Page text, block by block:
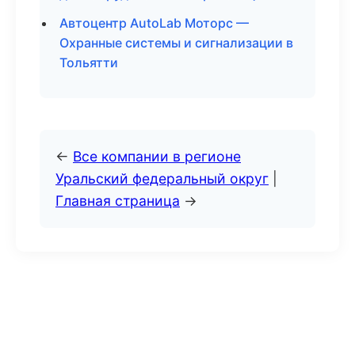
Автоцентр AutoLab Моторс —
Охранные системы и сигнализации в
Тольятти
← Все компании в регионе
Уральский федеральный округ
Главная страница →